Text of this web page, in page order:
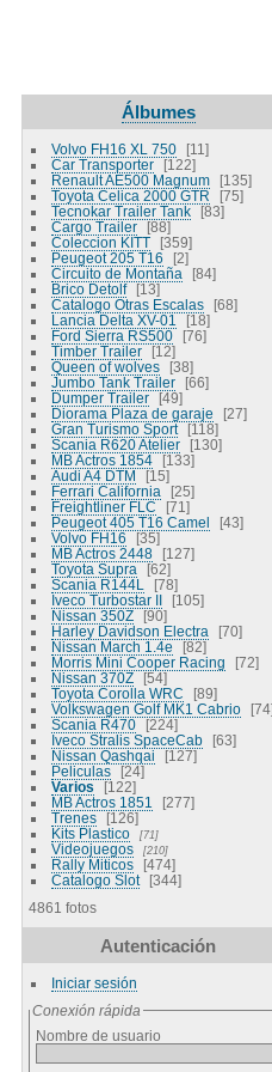
Álbumes
Volvo FH16 XL 750
11
Car Transporter
122
Renault AE500 Magnum
135
Toyota Celica 2000 GTR
75
Tecnokar Trailer Tank
83
Cargo Trailer
88
Coleccion KITT
359
Peugeot 205 T16
2
Circuito de Montaña
84
Brico Detolf
13
Catalogo Otras Escalas
68
Lancia Delta XV-01
18
Ford Sierra RS500
76
Timber Trailer
12
Queen of wolves
38
Jumbo Tank Trailer
66
Dumper Trailer
49
Diorama Plaza de garaje
27
Gran Turismo Sport
118
Scania R620 Atelier
130
MB Actros 1854
133
Audi A4 DTM
15
Ferrari California
25
Freightliner FLC
71
Peugeot 405 T16 Camel
43
Volvo FH16
35
MB Actros 2448
127
Toyota Supra
62
Scania R144L
78
Iveco Turbostar II
105
Nissan 350Z
90
Harley Davidson Electra
70
Nissan March 1.4e
82
Morris Mini Cooper Racing
72
Nissan 370Z
54
Toyota Corolla WRC
89
Volkswagen Golf MK1 Cabrio
74
Scania R470
224
Iveco Stralis SpaceCab
63
Nissan Qashqai
127
Peliculas
24
Varios
122
MB Actros 1851
277
Trenes
126
Kits Plastico
71
Videojuegos 210
Rally Miticos
474
Catalogo Slot
344
4861 fotos
Autenticación
Iniciar sesión
Conexión rápida
Nombre de usuario